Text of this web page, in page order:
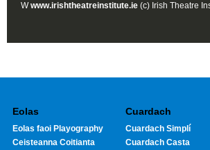
Wwww.irishtheatreinstitute.ie (c) Irish Theatre
Eolas
Eolas faoi Playography
Ceisteanna Coitianta
Cuardach
Cuardach Simplí
Cuardach Casta